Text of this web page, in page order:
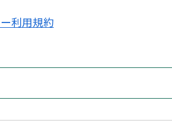
利用規約